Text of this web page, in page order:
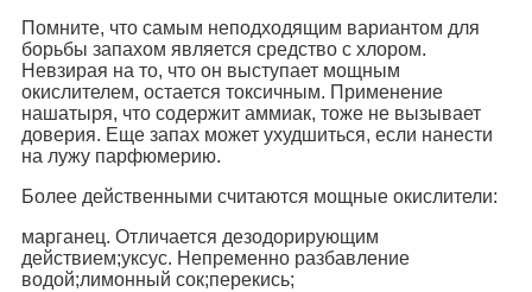
Помните, что самым неподходящим вариантом для
борьбы запахом является средство с хлором.
Невзирая на то, что он выступает мощным
окислителем, остается токсичным. Применение
нашатыря, что содержит аммиак, тоже не вызывает
доверия. Еще запах может ухудшиться, если нанести
на лужу парфюмерию.
Более действенными считаются мощные окислители:
марганец. Отличается дезодорирующим
действием;уксус. Непременно разбавление
водой;лимонный сок;перекись;